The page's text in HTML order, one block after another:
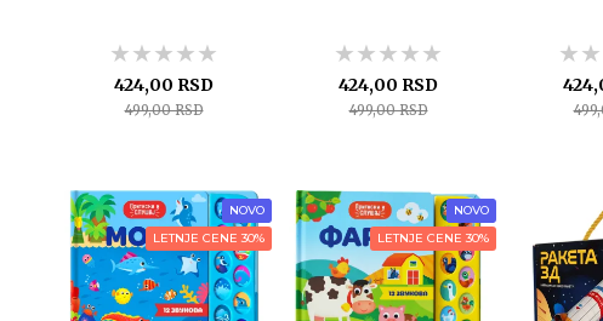
★★★★★
★★★★★
★★★★★
424,00 RSD
499,00 RSD
★★★★★
★★★★★
★★★★★
424,00 RSD
499,00 RSD
NOVO
LETNJE CENE 30%
NOVO
LETNJE CENE 30%